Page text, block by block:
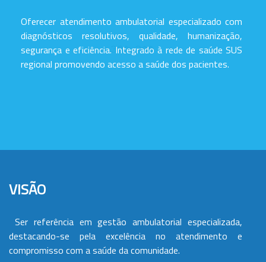
Oferecer atendimento ambulatorial especializado com
diagnósticos resolutivos, qualidade, humanização,
segurança e eficiência. Integrado à rede de saúde SUS
regional promovendo acesso a saúde dos pacientes.
VISÃO
Ser referência em gestão ambulatorial especializada,
destacando-se pela excelência no atendimento e
compromisso com a saúde da comunidade.